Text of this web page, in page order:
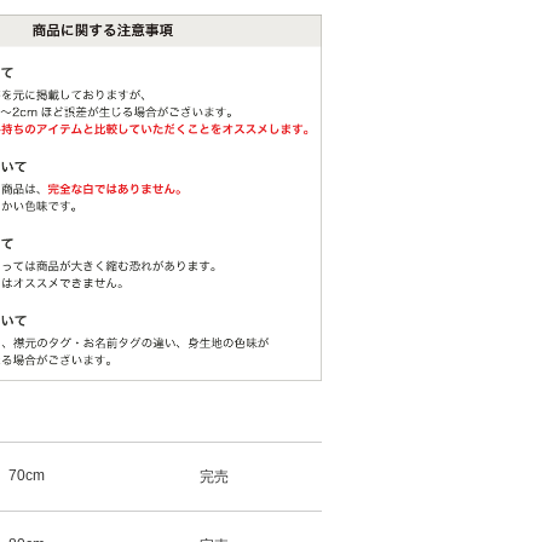
70cm 完売